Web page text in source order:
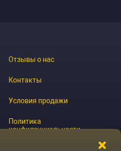
Отзывы о нас
Контакты
Условия продажи
Политика
конфиденциальности